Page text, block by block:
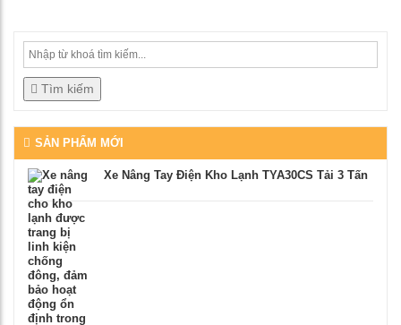
Tìm kiếm
SẢN PHẨM MỚI
Xe Nâng Tay Điện Kho Lạnh TYA30CS Tải 3 Tấn